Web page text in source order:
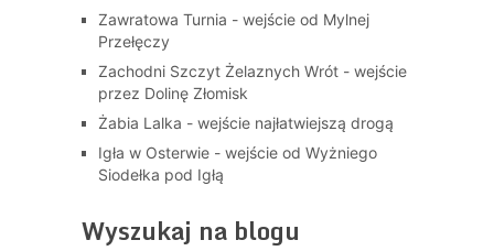
Zawratowa Turnia - wejście od Mylnej
Przełęczy
Zachodni Szczyt Żelaznych Wrót - wejście
przez Dolinę Złomisk
Żabia Lalka - wejście najłatwiejszą drogą
Igła w Osterwie - wejście od Wyżniego
Siodełka pod Igłą
Wyszukaj na blogu